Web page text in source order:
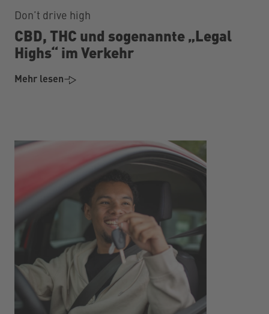
Don’t drive high
CBD, THC und sogenannte „Legal
Highs“ im Verkehr
Mehr lesen